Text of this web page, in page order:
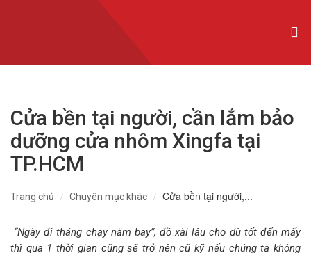
CỬA NHÔM XINGFA NHẬP KHẨU
CỬA NHÔM TRƯỢT QUAY
CỬA NHÔM THỦY LỰC
CỬA CUỐN ÚC
Cửa bền tại người, cần lắm bảo
dưỡng cửa nhôm Xingfa tại
TP.HCM
Trang chủ Chuyên mục khác Cửa bền tại người,...
“Ngày đi tháng chạy năm bay”, đồ xài lâu cho dù tốt đến mấy
thì qua 1 thời gian cũng sẽ trở nên cũ kỹ nếu chúng ta không